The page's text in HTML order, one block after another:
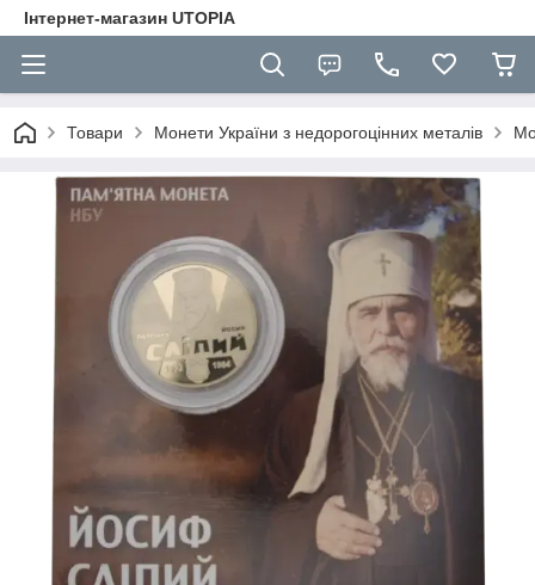
Інтернет-магазин UTOPIA
Товари Монети України з недорогоцінних металів